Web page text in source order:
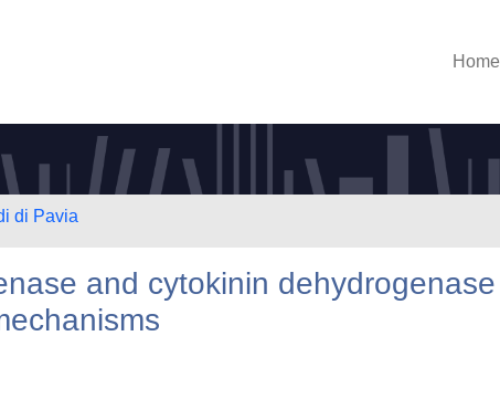
Home
di Pavia
and cytokinin dehydrogenase